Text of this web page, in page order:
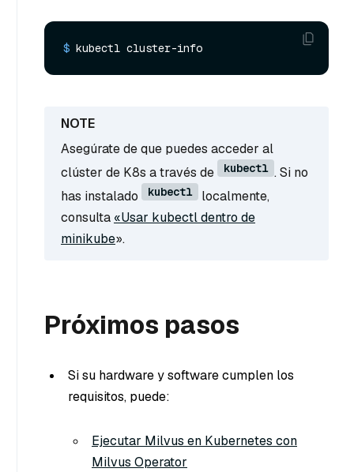
$ kubectl cluster-info
Asegúrate de que puedes acceder al
clúster de K8s a través de
kubectl . Si no
has instalado
kubectl
localmente,
consulta «Usar kubectl dentro de
minikube».
Próximos pasos
Si su hardware y software cumplen los
requisitos, puede:
Ejecutar Milvus en Kubernetes con
Milvus Operator